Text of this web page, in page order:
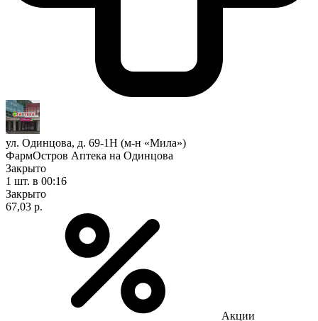
ул. Одинцова, д. 69-1Н (м-н «Мила»)
ФармОстров Аптека на Одинцова
Закрыто
1 шт. в 00:16
Закрыто
67,03 р.
Акции